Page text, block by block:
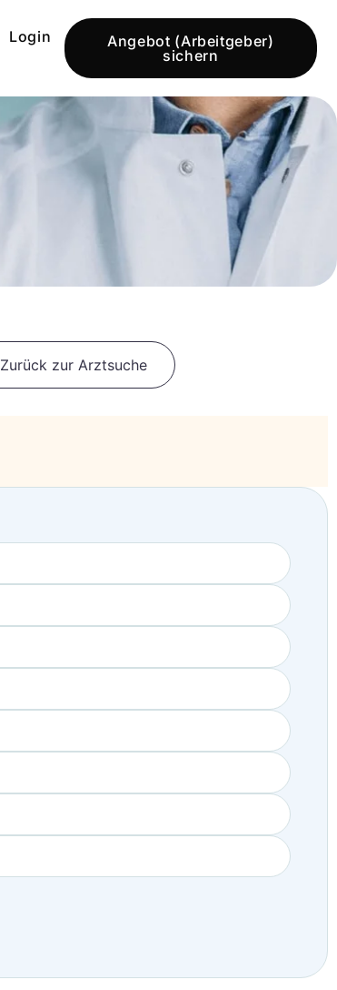
Login
Angebot (Arbeitgeber)
sichern
Zurück zur Arztsuche